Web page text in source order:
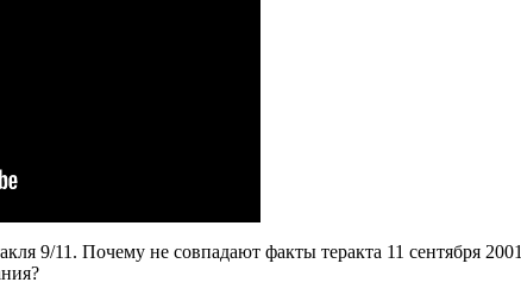
9/11. Почему не совпадают факты теракта 11 сентября 2001